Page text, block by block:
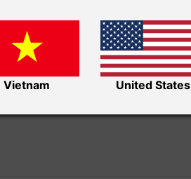
Vietnam United States